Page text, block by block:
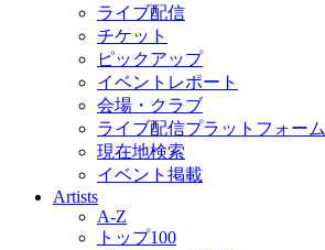
ライブ配信
チケット
ピックアップ
イベントレポート
会場・クラブ
ライブ配信プラットフォーム
現在地検索
イベント掲載
Artists
A-Z
トップ100